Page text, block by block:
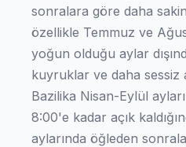
sonralara göre daha
özellikle Temmuz ve
yoğun olduğu aylar
kuyruklar ve daha sessiz
Bazilika Nisan-Eylül
8:00'e kadar açık
aylarında öğleden